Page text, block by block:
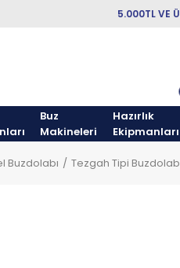
5.000TL VE
Buz
Makineleri
Hazırlık
Ekipmanları
Buzdolabı Tezgah Tipi